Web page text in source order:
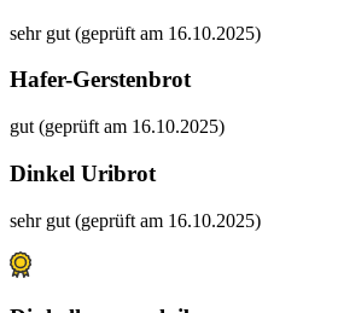
sehr gut (geprüft am 16.10.2025)
Hafer-Gerstenbrot
gut (geprüft am 16.10.2025)
Dinkel Uribrot
sehr gut (geprüft am 16.10.2025)